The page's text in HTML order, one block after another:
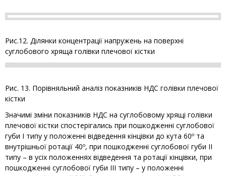
Рис.12. Ділянки концентрації напружень на поверхні
суглобового хряща голівки плечової кістки
Рис. 13. Порівняльний аналіз показників НДС голівки плечової
кістки
Значимі зміни показників НДС на суглобовому хрящі голівки
плечової кістки спостерігались при пошкодженні суглобової
губи І типу у положенні відведення кінцівки до кута 60º та
внутрішньої ротації 40º, при пошкодженні суглобової губи ІІ
типу – в усіх положеннях відведення та ротації кінцівки, при
пошкодженні суглобової губи ІІІ типу – у положенні